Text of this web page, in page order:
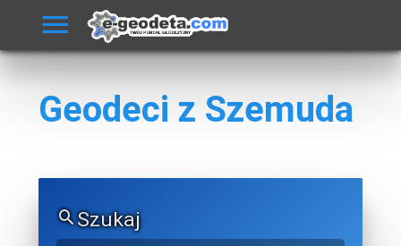
Geodeci z Szemuda
Szukaj